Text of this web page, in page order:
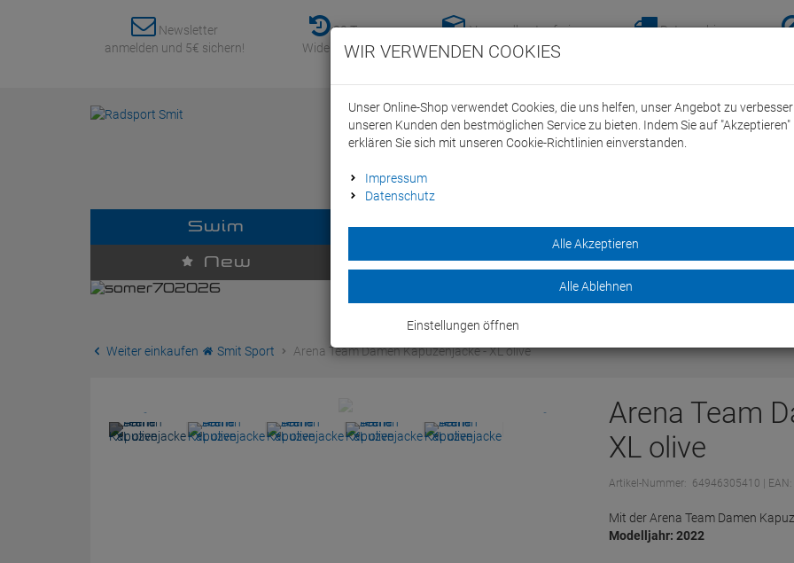
Newsletter
anmelden und 5€ sichern!
30 Tage
Widerrufsrecht
Versandkostenfreie-
Lieferung nach
Retoure hier
Swim Dein Swim Team Bike
New Marken Sale
Weiter einkaufen Smit Sport Arena Team Damen Kapuzenjacke - XL olive
Arena Team
XL olive
Artikel-Nummer: 64946305410 |
Mit der Arena Team Damen
Modelljahr: 2022
WIR VERWENDEN COOKIES
Unser Online-Shop verwendet Cookies, die uns helfen, unser Angebot zu
unseren Kunden den bestmöglichen Service zu bieten. Indem Sie auf "Akzeptieren"
erklären Sie sich mit unseren Cookie-Richtlinien einverstanden.
Impressum
Datenschutz
Alle Akzeptieren
Alle Ablehnen
Einstellungen öffnen